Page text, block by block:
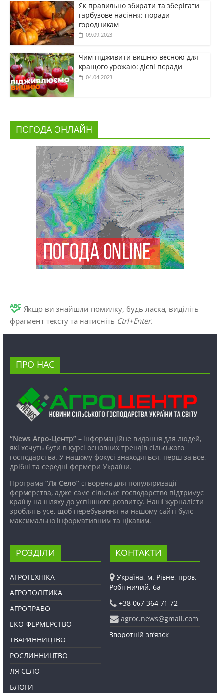
Як правильно збирати та зберігати
гарбузове насіння: поради
городникам
09.09.2023
Чим підживити вишню весною для
кращого урожаю: дієві поради
04.04.2023
ПОГОДА ОНЛАЙН
Якщо ви знайшли помилку, будь ласка, виділіть
фрагмент тексту та натисніть Ctrl+Enter.
ПРО НАС
“News Агро-Центр”– інформаційне видання для людей,
які хочуть бути в курсі основних трендів сільського
господарства. У нашому фокусі знаходяться, перш за все,
дрібні та середні фермери України.
Програма “Ля Село”створена для популяризації
фермерства, адже саме сільське господарство підтримує
країну на шляху до успішного розвитку. Наші журналісти
зроблять усе, щоб перебування на нашому сайті було
максимально інформативним та цікавим.
РОЗДІЛИ
АГРОТЕХНІКА
АГРОПОЛІТИКА
АГРОПРАВО
ЕКО-ФЕРМЕРСТВО
ТВАРИННИЦТВО
РОСЛИННИЦТВО
ЛЯ СЕЛО
БЛОГИ
КОНТАКТИ
Україна, м. Рівне, пров.
Робітничий, 6а
+38 067 364 71 72
agroc.news@gmail.com
Зворотній зв’язок